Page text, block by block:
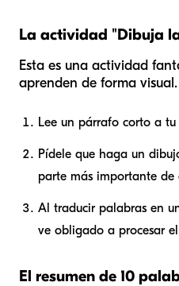
La actividad "Dibuja
Esta es una actividad
aprenden de forma visual.
Lee un párrafo corto a
Pídele que haga un
parte más importante de
Al traducir palabras en
ve obligado a procesar
El resumen de 10